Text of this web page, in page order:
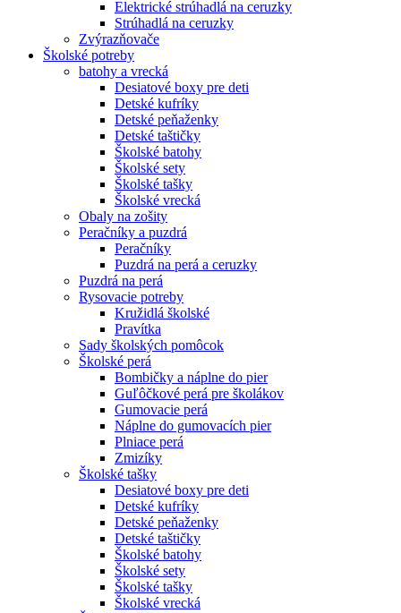
Elektrické strúhadlá na ceruzky
Strúhadlá na ceruzky
Zvýrazňovače
Školské potreby
batohy a vrecká
Desiatové boxy pre deti
Detské kufríky
Detské peňaženky
Detské taštičky
Školské batohy
Školské sety
Školské tašky
Školské vrecká
Obaly na zošity
Peračníky a puzdrá
Peračníky
Puzdrá na perá a ceruzky
Puzdrá na perá
Rysovacie potreby
Kružidlá školské
Pravítka
Sady školských pomôcok
Školské perá
Bombičky a náplne do pier
Guľôčkové perá pre školákov
Gumovacie perá
Náplne do gumovacích pier
Plniace perá
Zmizíky
Školské tašky
Desiatové boxy pre deti
Detské kufríky
Detské peňaženky
Detské taštičky
Školské batohy
Školské sety
Školské tašky
Školské vrecká